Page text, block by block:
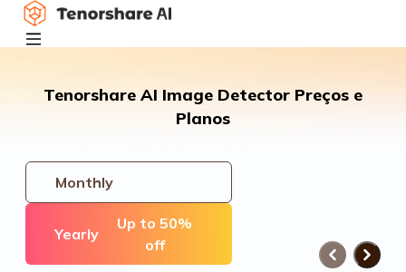
Tenorshare AI Image Detector Preços e
Planos
Monthly
Yearly
Up to 50%
off